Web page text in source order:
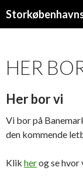
HER
Her bor vi
Vi bor på
den kommende
Klik herog se